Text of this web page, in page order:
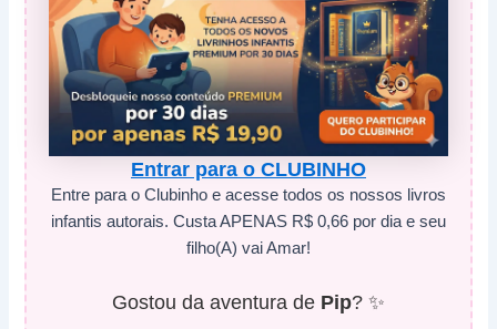
Entrar para o CLUBINHO
Entre para o Clubinho e acesse todos os nossos livros
infantis autorais. Custa APENAS R$ 0,66 por dia e seu
filho(A) vai Amar!
Gostou da aventura de Pip? ✨